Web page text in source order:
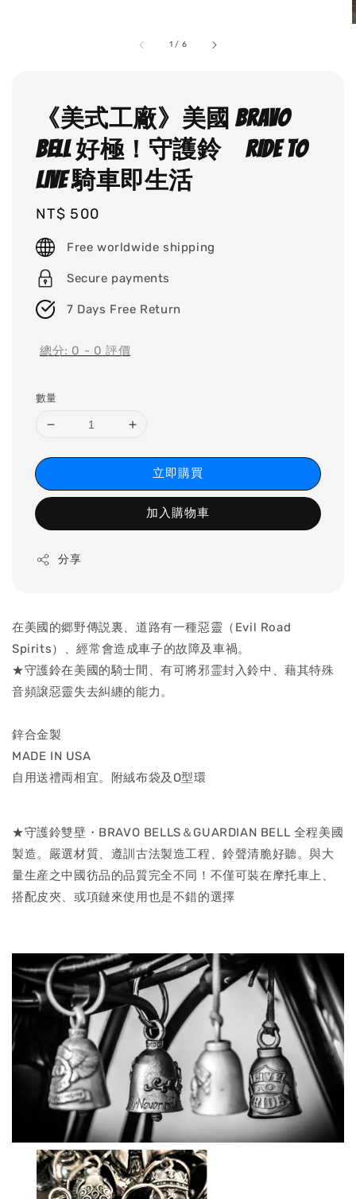
1 / 6
《美式工廠》美國 Bravo
Bell 好極！守護鈴 RIDE TO
LIVE 騎車即生活
Regular
price
NT$ 500
Free worldwide shipping
Secure payments
7 Days Free Return
總分: 0 - 0 評價
數量
立即購買
加入購物車
分享
在美國的郷野傳説裏、道路有一種惡靈（Evil Road
Spirits）、經常會造成車子的故障及車禍。
★守護鈴在美國的騎士間、有可將邪霊封入鈴中、藉其特殊
音頻譲惡靈失去糾纏的能力。
鋅合金製
MADE IN USA
自用送禮両相宜。附絨布袋及O型環
★守護鈴雙壁・BRAVO BELLS＆GUARDIAN BELL 全程美國
製造。嚴選材質、遵訓古法製造工程、鈴聲清脆好聽。與大
量生産之中國彷品的品質完全不同！不僅可裝在摩托車上、
搭配皮夾、或項鏈來使用也是不錯的選擇